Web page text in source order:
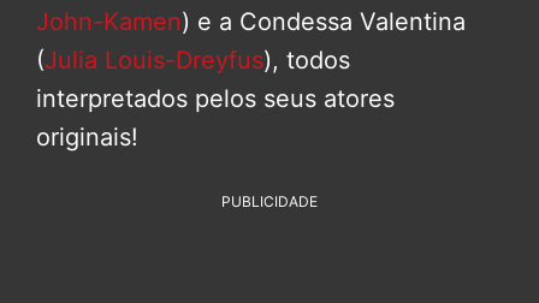
John-Kamen) e a Condessa Valentina
(Julia Louis-Dreyfus), todos
interpretados pelos seus atores
originais!
PUBLICIDADE